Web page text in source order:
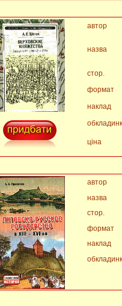
автор
назва
стор.
формат
наклад
ціна
автор
назва
стор.
формат
наклад